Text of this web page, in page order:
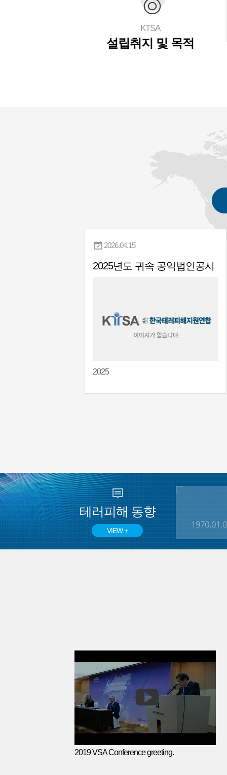
KTSA
설립취지 및 목적
아시아피해지원연합 웹세미나
제: VSA와 VSE 가 아시아 피해...
테러피해 동향
VIEW +
2019 VSA Conference greeting.